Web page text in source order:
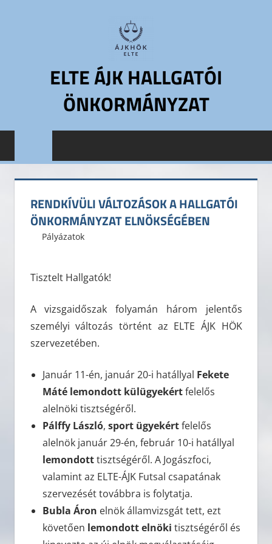
ELTE ÁJK HALLGATÓI
ÖNKORMÁNYZAT
Jogtudományi
Hallgatói
Önkormányzat
RENDKÍVÜLI VÁLTOZÁSOK A HALLGATÓI
ÖNKORMÁNYZAT ELNÖKSÉGÉBEN
2014. február 6.
ELTE ÁJK HÖK
Pályázatok
Tisztelt Hallgatók!
A vizsgaidőszak folyamán három jelentős
személyi változás történt az ELTE ÁJK HÖK
szervezetében.
Január 11-én, január 20-i hatállyal Fekete
Máté lemondott külügyekértfelelős
alelnöki tisztségéről.
Pálffy László, sport ügyekértfelelős
alelnök január 29-én, február 10-i hatállyal
lemondotttisztségéről. A Jogászfoci,
valamint az ELTE-ÁJK Futsal csapatának
szervezését továbbra is folytatja.
Bubla Áron elnök államvizsgát tett, ezt
követően lemondott elnöki tisztségéről és